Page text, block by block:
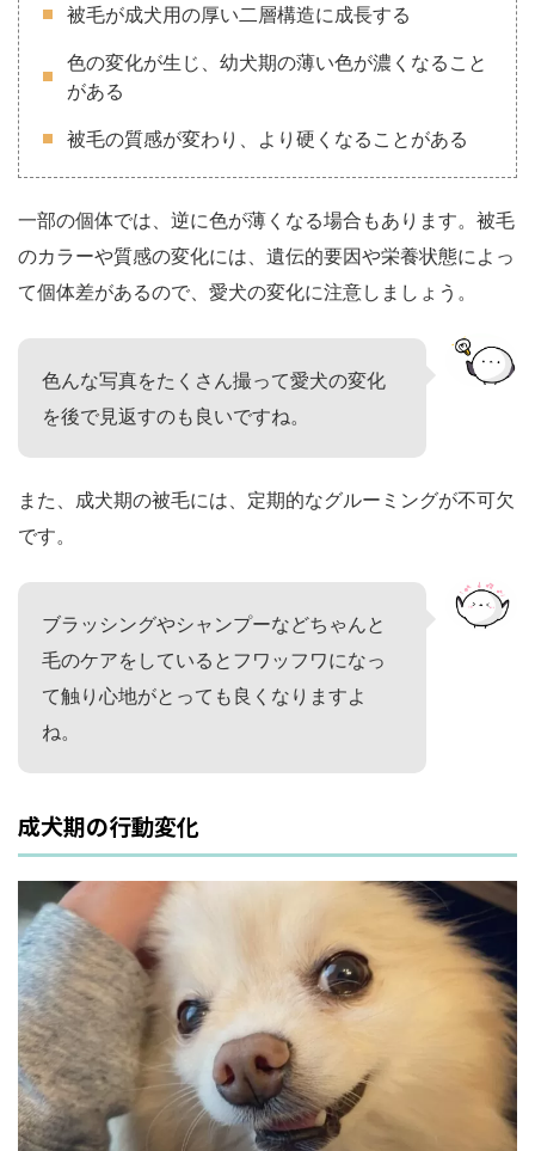
被毛が成犬用の厚い二層構造に成長する
色の変化が生じ、幼犬期の薄い色が濃くなること
がある
被毛の質感が変わり、より硬くなることがある
一部の個体では、逆に色が薄くなる場合もあります。被毛
のカラーや質感の変化には、遺伝的要因や栄養状態によっ
て個体差があるので、愛犬の変化に注意しましょう。
色んな写真をたくさん撮って愛犬の変化
を後で見返すのも良いですね。
また、成犬期の被毛には、定期的なグルーミングが不可欠
です。
ブラッシングやシャンプーなどちゃんと
毛のケアをしているとフワッフワになっ
て触り心地がとっても良くなりますよ
ね。
成犬期の行動変化